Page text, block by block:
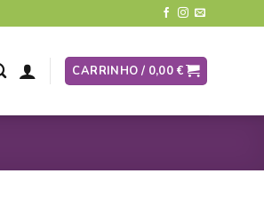
CARRINHO / 0,00 €